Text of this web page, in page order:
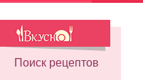
Поиск рецептов